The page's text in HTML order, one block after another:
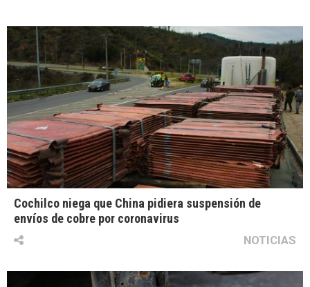
Cochilco niega que China pidiera suspensión de
envíos de cobre por coronavirus
NOTICIAS